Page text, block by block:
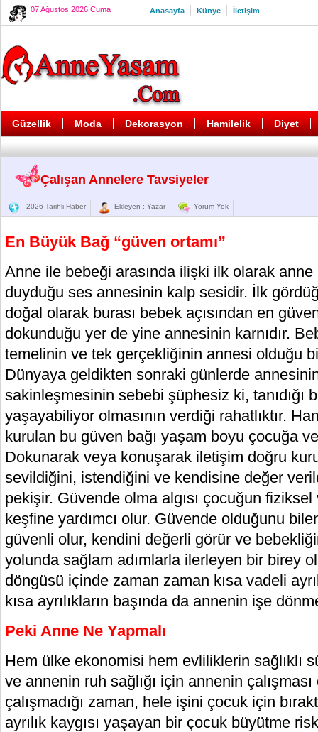
07 Ağustos 2026 Cuma Anasayfa Künye İletişim
Güzellik Moda Dekorasyon Hamilelik Diyet
Çalışan Annelere Tavsiyeler
2026 Tarihli Haber Ekleyen : Yazar Yorum Yok
En Büyük Bağ “güven ortamı”
Anne ile bebeği arasında ilişki ilk olarak
duyduğu ses annesinin kalp sesidir. İlk
doğal olarak burası bebek açısından en
dokunduğu yer de yine annesinin karnıdır.
temelinin ve tek gerçekliğinin annesi olduğu
Dünyaya geldikten sonraki günlerde
sakinleşmesinin sebebi şüphesiz ki, tanıdığı
yaşayabiliyor olmasının verdiği rahatlıktır.
kurulan bu güven bağı yaşam boyu çocuğa
Dokunarak veya konuşarak iletişim doğru
sevildiğini, istendiğini ve kendisine değer
pekişir. Güvende olma algısı çocuğun
keşfine yardımcı olur. Güvende olduğunu
güvenli olur, kendini değerli görür ve
yolunda sağlam adımlarla ilerleyen bir birey
döngüsü içinde zaman zaman kısa vadeli
kısa ayrılıkların başında da annenin işe
Peki Anne Ne Yapmalı
Hem ülke ekonomisi hem evliliklerin sağlıklı
ve annenin ruh sağlığı için annenin
çalışmadığı zaman, hele işini çocuk için
ayrılık kaygısı yaşayan bir çocuk büyütme